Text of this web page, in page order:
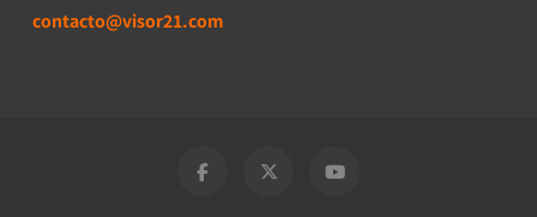
contacto@visor21.com